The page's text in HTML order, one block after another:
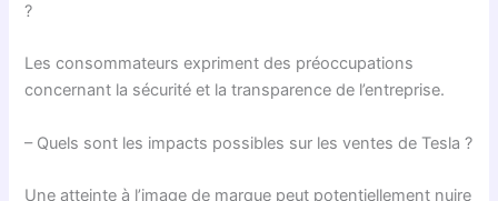
?
Les consommateurs expriment des préoccupations
concernant la sécurité et la transparence de l’entreprise.
– Quels sont les impacts possibles sur les ventes de Tesla ?
Une atteinte à l’image de marque peut potentiellement nuire